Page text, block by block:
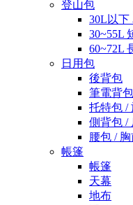
登山包
30L以下
30~55L
60~72L
日用包
後背包
筆電背包
托特包 /
側背包 /
腰包 /
帳篷
帳篷
天幕
地布